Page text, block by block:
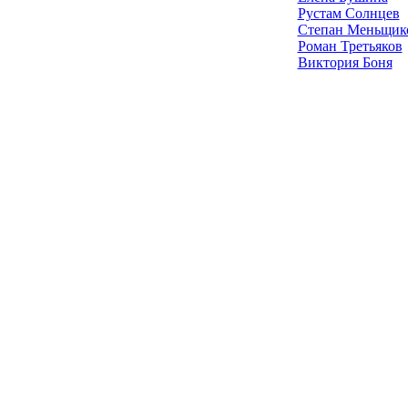
Рустам Солнцев
Степан
Роман Третьяков
Виктория Боня